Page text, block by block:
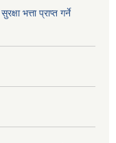
भत्ता प्राप्त गर्ने